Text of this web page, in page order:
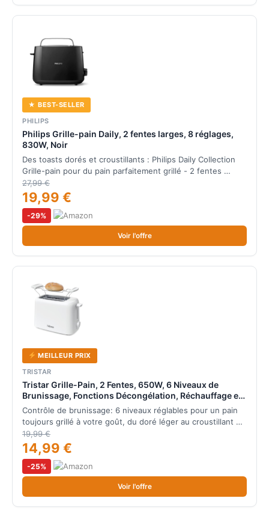
★ BEST-SELLER
PHILIPS
Philips Grille-pain Daily, 2 fentes larges, 8 réglages,
830W, Noir
Des toasts dorés et croustillants : Philips Daily Collection
Grille-pain pour du pain parfaitement grillé - 2 fentes …
27,99 €
19,99 €
-29%
Voir l'offre
MEILLEUR PRIX
TRISTAR
Tristar Grille-Pain, 2 Fentes, 650W, 6 Niveaux de
Brunissage, Fonctions Décongélation, Réchauffage et
Annulation, Arrêt Automatique, Ramasse-Miettes,
Support à Viennoiseries, BR-1061
Contrôle de brunissage: 6 niveaux réglables pour un pain
toujours grillé à votre goût, du doré léger au croustillant …
19,99 €
14,99 €
-25%
Voir l'offre